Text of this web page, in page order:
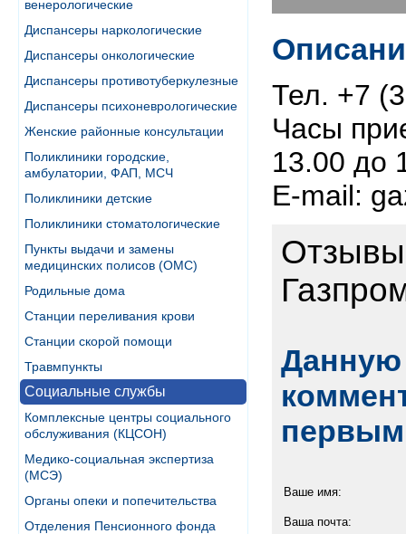
венерологические
Диспансеры наркологические
Диспансеры онкологические
Диспансеры противотуберкулезные
Диспансеры психоневрологические
Женские районные консультации
Поликлиники городские,
амбулатории, ФАП, МСЧ
Поликлиники детские
Поликлиники стоматологические
Пункты выдачи и замены
медицинских полисов (ОМС)
Родильные дома
Станции переливания крови
Станции скорой помощи
Травмпункты
Социальные службы
Комплексные центры социального
обслуживания (КЦСОН)
Медико-социальная экспертиза
(МСЭ)
Органы опеки и попечительства
Отделения Пенсионного фонда
Тел. +7
Часы
13.00 до
E-mail:
Отзывы
Данную
Ваше имя:
Ваша почта: